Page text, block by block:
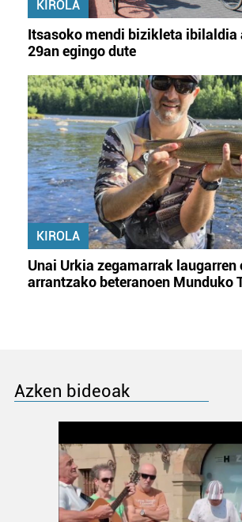
KIROLA
Itsasoko mendi bizikleta ibilaldia
29an egingo dute
KIROLA
Unai Urkia zegamarrak laugarren
arrantzako beteranoen Munduko
Azken bideoak